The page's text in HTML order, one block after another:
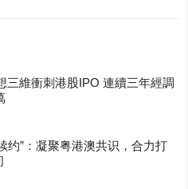
三維衝刺港股IPO 連續三年經調
约”：凝聚粤港澳共识，合力打